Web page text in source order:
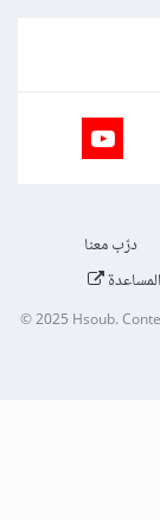
درّب معنا
© 2025Hsoub.